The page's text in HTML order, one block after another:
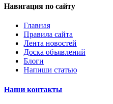
Навигация по сайту
Главная
Правила сайта
Лента новостей
Доска объявлений
Блоги
Напиши статью
Наши контакты